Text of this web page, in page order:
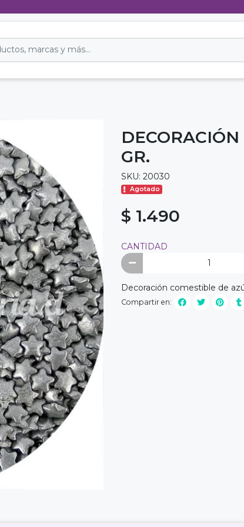
GR.
SKU: 20030
Agotado
$ 1.490
CANTIDAD
Decoración comestible de
Compartir en: